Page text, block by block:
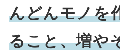
んどんモノを
ること、増や